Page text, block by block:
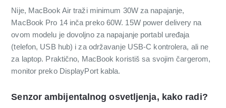
Nije, MacBook Air traži minimum 30W za napajanje,
MacBook Pro 14 inča preko 60W. 15W power delivery na
ovom modelu je dovoljno za napajanje portabl uređaja
(telefon, USB hub) i za održavanje USB-C kontrolera, ali ne
za laptop. Praktično, MacBook koristiš sa svojim čargerom,
monitor preko DisplayPort kabla.
Senzor ambijentalnog osvetljenja, kako radi?